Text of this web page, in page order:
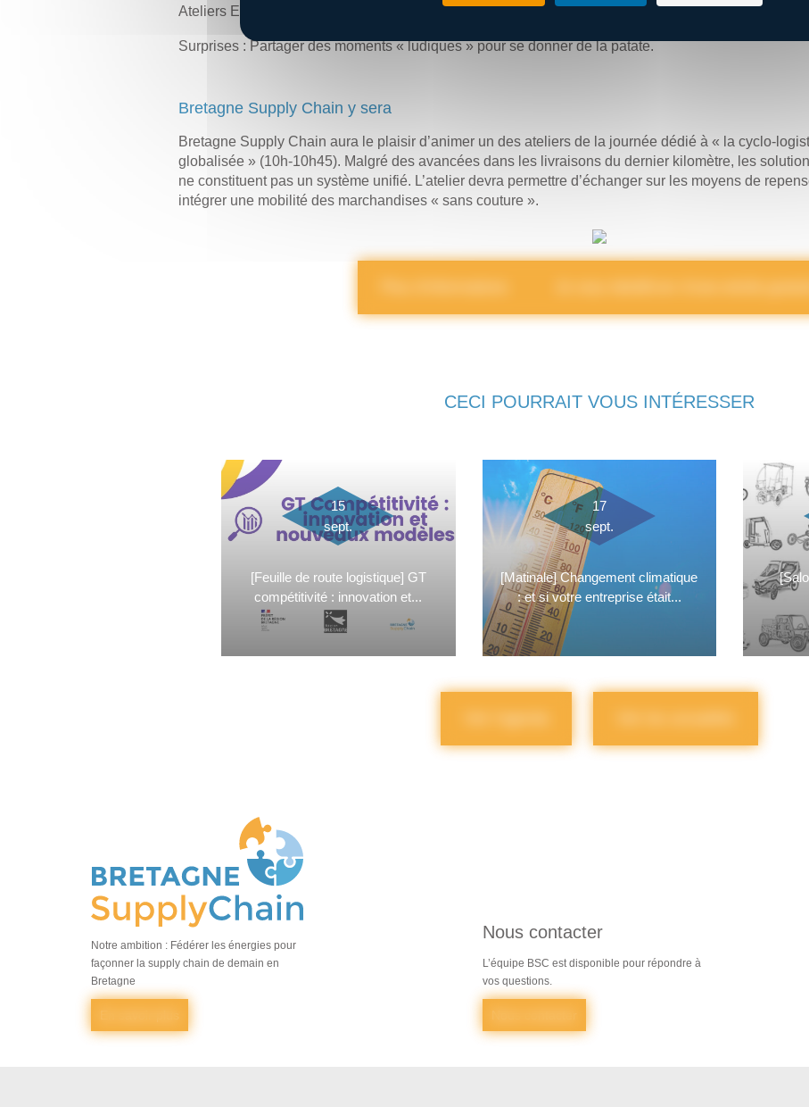
Ateliers Ecoles : Collaborer autour de 4 ateliers avec des étudiants et des chercheurs pour se
Surprises : Partager des moments « ludiques » pour se donner de la patate.
Bretagne Supply Chain y sera
Bretagne Supply Chain aura le plaisir d’animer un des ateliers de la journée dédié à « la cyclo-
globalisée » (10h-10h45). Malgré des avancées dans les livraisons du dernier kilomètre, les
ne constituent pas un système unifié. L’atelier devra permettre d’échanger sur les moyens de
intégrer une mobilité des marchandises « sans couture ».
CECI POURRAIT VOUS INTÉRESSER
15
sept.
[Feuille de route logistique] GT
compétitivité : innovation et...
17
sept.
[Matinale] Changement climatique
: et si votre entreprise était...
Notre ambition : Fédérer les énergies pour
façonner la supply chain de demain en
Bretagne
Nous contacter
L’équipe BSC est disponible pour répondre à
vos questions.